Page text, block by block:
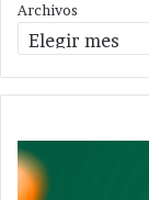
Archivos